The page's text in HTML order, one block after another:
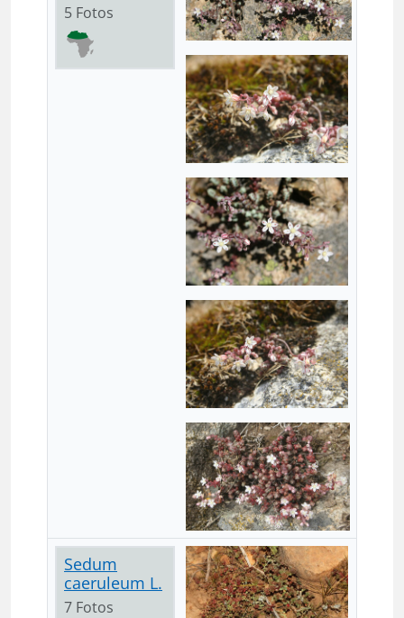
5 Fotos
Sedum
caeruleum L.
7 Fotos